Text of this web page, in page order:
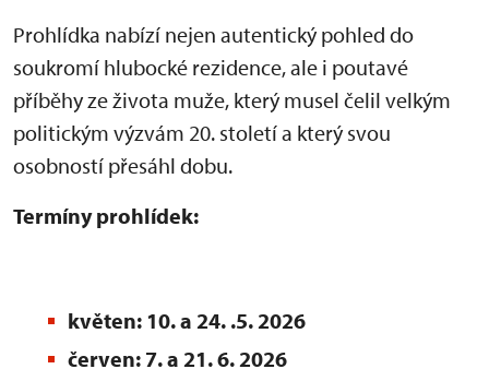
Prohlídka nabízí nejen autentický pohled do
soukromí hlubocké rezidence, ale i poutavé
příběhy ze života muže, který musel čelil velkým
politickým výzvám 20. století a který svou
osobností přesáhl dobu.
Termíny prohlídek:
květen: 10. a 24. .5. 2026
červen: 7. a 21. 6. 2026